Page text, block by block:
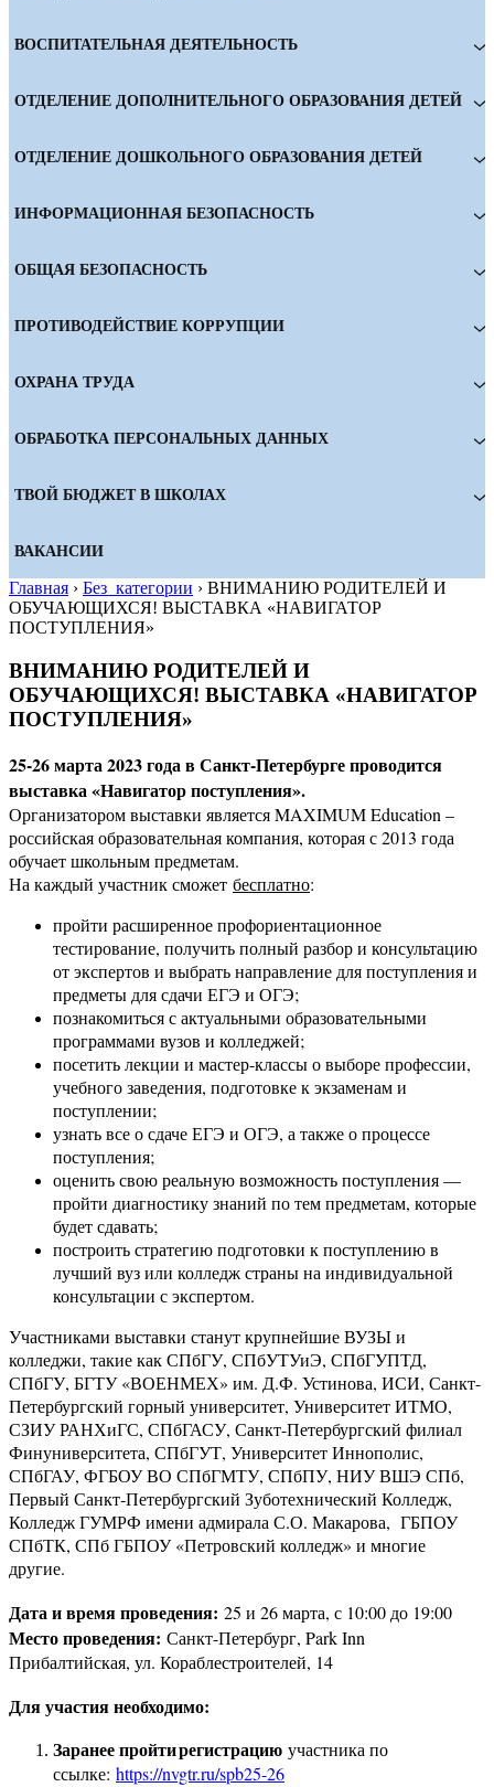
ВОСПИТАТЕЛЬНАЯ ДЕЯТЕЛЬНОСТЬ
ОТДЕЛЕНИЕ ДОПОЛНИТЕЛЬНОГО ОБРАЗОВАНИЯ ДЕТЕЙ
ОТДЕЛЕНИЕ ДОШКОЛЬНОГО ОБРАЗОВАНИЯ ДЕТЕЙ
ИНФОРМАЦИОННАЯ БЕЗОПАСНОСТЬ
ОБЩАЯ БЕЗОПАСНОСТЬ
ПРОТИВОДЕЙСТВИЕ КОРРУПЦИИ
ОХРАНА ТРУДА
ОБРАБОТКА ПЕРСОНАЛЬНЫХ ДАННЫХ
ТВОЙ БЮДЖЕТ В ШКОЛАХ
ВАКАНСИИ
Главная › Без_категории › ВНИМАНИЮ РОДИТЕЛЕЙ И
ОБУЧАЮЩИХСЯ! ВЫСТАВКА «НАВИГАТОР
ПОСТУПЛЕНИЯ»
ВНИМАНИЮ РОДИТЕЛЕЙ И
ОБУЧАЮЩИХСЯ! ВЫСТАВКА «НАВИГАТОР
ПОСТУПЛЕНИЯ»
25-26 марта 2023 года в Санкт-Петербурге проводится
выставка «Навигатор поступления».
Организатором выставки является MAXIMUM Education –
российская образовательная компания, которая с 2013 года
обучает школьным предметам.
На каждый участник сможет бесплатно:
пройти расширенное профориентационное
тестирование, получить полный разбор и консультацию
от экспертов и выбрать направление для поступления и
предметы для сдачи ЕГЭ и ОГЭ;
познакомиться с актуальными образовательными
программами вузов и колледжей;
посетить лекции и мастер-классы о выборе профессии,
учебного заведения, подготовке к экзаменам и
поступлении;
узнать все о сдаче ЕГЭ и ОГЭ, а также о процессе
поступления;
оценить свою реальную возможность поступления —
пройти диагностику знаний по тем предметам, которые
будет сдавать;
построить стратегию подготовки к поступлению в
лучший вуз или колледж страны на индивидуальной
консультации с экспертом.
Участниками выставки станут крупнейшие ВУЗЫ и
колледжи, такие как СПбГУ, СПбУТУиЭ, СПбГУПТД,
СПбГУ, БГТУ «ВОЕНМЕХ» им. Д.Ф. Устинова, ИСИ, Санкт-
Петербургский горный университет, Университет ИТМО,
СЗИУ РАНХиГС, СПбГАСУ, Санкт-Петербургский филиал
Финуниверситета, СПбГУТ, Университет Иннополис,
СПбГАУ, ФГБОУ ВО СПбГМТУ, СПбПУ, НИУ ВШЭ СПб,
Первый Санкт‑Петербургский Зуботехнический Колледж,
Колледж ГУМРФ имени адмирала С.О. Макарова, ГБПОУ
СПбТК, СПб ГБПОУ «Петровский колледж» и многие
другие.
Дата и время проведения: 25 и 26 марта, с 10:00 до 19:00
Место проведения: Санкт-Петербург, Park Inn
Прибалтийская, ул. Кораблестроителей, 14
Для участия необходимо:
Заранее пройти регистрацию участника по
ссылке: https://nvgtr.ru/spb25-26